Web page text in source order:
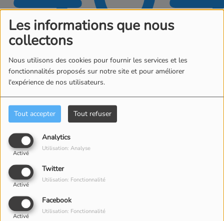
Les informations que nous
collectons
Nous utilisons des cookies pour fournir les services et les
fonctionnalités proposés sur notre site et pour améliorer
l'expérience de nos utilisateurs.
Tout accepter Tout refuser
Analytics
Activé
Utilisation: Analyse
Twitter
Activé
Utilisation: Fonctionnalité
Facebook
Activé
Utilisation: Fonctionnalité
Oups, vous avez
rencontré une erreur.
Il semble que la page que vous recherchez n’existe
CONTACT